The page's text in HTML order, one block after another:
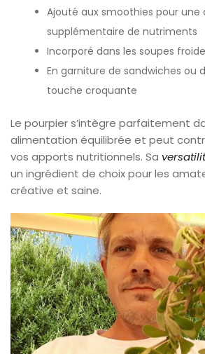
Ajouté aux smoothies pour une
supplémentaire de nutriments
Incorporé dans les soupes
En garniture de sandwiches ou
touche croquante
Le pourpier s’intègre parfaitement
alimentation équilibrée et peut
vos apports nutritionnels. Sa
un ingrédient de choix pour les
créative et saine.